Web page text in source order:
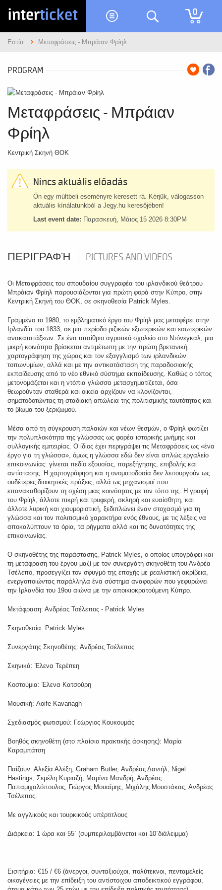
interticket 0
Εστία Μεταφράσεις - Μπράιαν Φρίηλ
PROGRAM
Μεταφράσεις - Μπράιαν
Φρίηλ
Κεντρική Σκηνή ΘΟΚ
Nincs aktuális előadás
Ön egy múltbeli eseményre keresett rá. Kérjük, válogasson
aktuális kínálatunkból a Jegy.hu keresőjében!
Last event date: Παρασκευή, Μάιος 15 2026 8:30PM
ΠΕΡΙΓΡΑΦΉ PICTURES AND VIDEOS
Οι Μεταφράσεις του σπουδαίου συγγραφέα του ιρλανδικού θεάτρου
Μπράιαν Φρίηλ παρουσιάζονται για πρώτη φορά στην Κύπρο, στην
Κεντρική Σκηνή του ΘΟΚ, σε σκηνοθεσία Patrick Myles.
Γραμμένο το 1980, το εμβληματικό έργο του Φρίηλ μας μεταφέρει στην
Ιρλανδία του 1833, σε μια περίοδο ριζικών εξωτερικών και εσωτερικών
ανακατατάξεων. Σε ένα υπαίθριο αγροτικό σχολείο στο Ντόνεγκαλ, μια
μικρή κοινότητα βρίσκεται αντιμέτωπη με την πρώτη βρετανική
χαρτογράφηση της χώρας και τον εξαγγλισμό των ιρλανδικών
τοπωνυμίων, αλλά και με την αντικατάσταση της παραδοσιακής
εκπαίδευσης από το νέο εθνικό σύστημα εκπαίδευσης. Καθώς ο τόπος
μετονομάζεται και η ντόπια γλώσσα μετασχηματίζεται, όσα
θεωρούνταν σταθερά και οικεία αρχίζουν να κλονίζονται,
σηματοδοτώντας τη σταδιακή απώλεια της πολιτισμικής ταυτότητας και
το βίωμα του ξεριζωμού.
Μέσα από τη σύγκρουση παλαιών και νέων θεσμών, ο Φρίηλ φωτίζει
την πολυπλοκότητα της γλώσσας ως φορέα ιστορικής μνήμης και
συλλογικής εμπειρίας. Ο ίδιος έχει περιγράψει τις Μεταφράσεις ως «ένα
έργο για τη γλώσσα», όμως η γλώσσα εδώ δεν είναι απλώς εργαλείο
επικοινωνίας: γίνεται πεδίο εξουσίας, παρεξήγησης, επιβολής και
αντίστασης. Η χαρτογράφηση και η ονοματοδοσία δεν λειτουργούν ως
ουδέτερες διοικητικές πράξεις, αλλά ως μηχανισμοί που
επανακαθορίζουν τη σχέση μιας κοινότητας με τον τόπο της. Η γραφή
του Φρίηλ, άλλοτε πικρή και τρυφερή, σκληρή και ευαίσθητη, και
άλλοτε λυρική και χιουμοριστική, ξεδιπλώνει έναν στοχασμό για τη
γλώσσα και τον πολιτισμικό χαρακτήρα ενός έθνους, με τις λέξεις να
αποκαλύπτουν τα όρια, τα ρήγματα αλλά και τις δυνατότητες της
επικοινωνίας.
Ο σκηνοθέτης της παράστασης, Patrick Myles, ο οποίος υπογράφει και
τη μετάφραση του έργου μαζί με τον συνεργάτη σκηνοθέτη του Ανδρέα
Τσέλεπο, προσεγγίζει τον σφυγμό της εποχής με ρεαλιστική ακρίβεια,
ενεργοποιώντας παράλληλα ένα σύστημα αναφορών που γεφυρώνει
την Ιρλανδία του 19ου αιώνα με την αποικιοκρατούμενη Κύπρο.
Μετάφραση: Ανδρέας Τσέλεπος - Patrick Myles
Σκηνοθεσία: Patrick Myles
Συνεργάτης Σκηνοθέτης: Ανδρέας Τσέλεπος
Σκηνικά: Έλενα Τερέπεη
Κοστούμια: Έλενα Κατσούρη
Μουσική: Aoife Kavanagh
Σχεδιασμός φωτισμού: Γεώργιος Κουκουμάς
Βοηθός σκηνοθέτη (στο πλαίσιο πρακτικής άσκησης): Μαρία
Καραμπάτση
Παίζουν: Αλεξία Αλέξη, Graham Butler, Ανδρέας Δανιήλ, Nigel
Hastings, Σεμέλη Κυριαζή, Μαρίνα Μανδρή, Ανδρέας
Παπαμιχαλόπουλος, Γιώργος Μουαΐμης, Μιχάλης Μουστάκας, Ανδρέας
Τσέλεπος.
Με αγγλικούς και τουρκικούς υπέρτιτλους
Διάρκεια: 1 ώρα και 55΄ (συμπεριλαμβάνεται και 10΄διάλειμμα)
Εισιτήρια: €15 / €6 (άνεργοι, συνταξιούχοι, πολύτεκνοι, πενταμελείς
οικογένειες με την επίδειξη του αντίστοιχου αποδεικτικού εγγράφου,